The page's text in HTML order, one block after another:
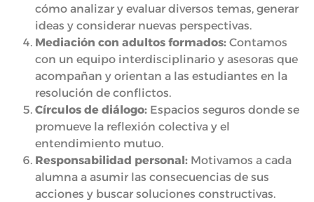
cómo analizar y evaluar diversos temas, generar
ideas y considerar nuevas perspectivas.
Mediación con adultos formados: Contamos
con un equipo interdisciplinario y asesoras que
acompañan y orientan a las estudiantes en la
resolución de conflictos.
Círculos de diálogo: Espacios seguros donde se
promueve la reflexión colectiva y el
entendimiento mutuo.
Responsabilidad personal: Motivamos a cada
alumna a asumir las consecuencias de sus
acciones y buscar soluciones constructivas.